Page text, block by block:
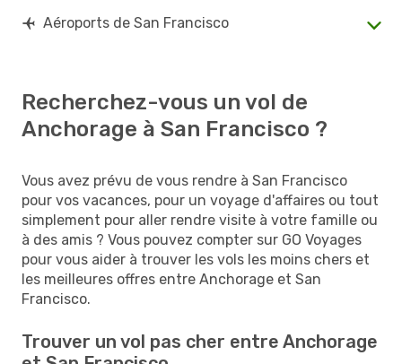
Aéroports de San Francisco
Recherchez-vous un vol de
Anchorage à San Francisco ?
Vous avez prévu de vous rendre à San Francisco
pour vos vacances, pour un voyage d'affaires ou tout
simplement pour aller rendre visite à votre famille ou
à des amis ? Vous pouvez compter sur GO Voyages
pour vous aider à trouver les vols les moins chers et
les meilleures offres entre Anchorage et San
Francisco.
Trouver un vol pas cher entre Anchorage